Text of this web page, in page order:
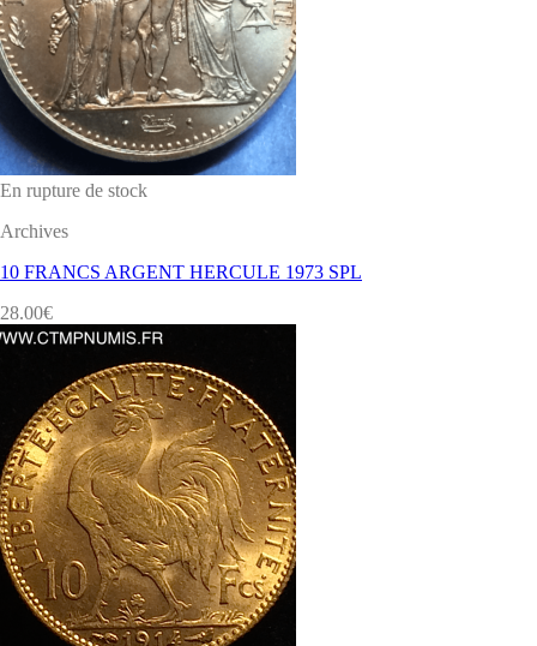
En rupture de stock
Archives
10 FRANCS ARGENT HERCULE 1973 SPL
28.00€